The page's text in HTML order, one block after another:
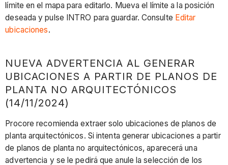
límite en el mapa para editarlo. Mueva el límite a la posición
deseada y pulse INTRO para guardar. Consulte Editar
ubicaciones.
NUEVA ADVERTENCIA AL GENERAR
UBICACIONES A PARTIR DE PLANOS DE
PLANTA NO ARQUITECTÓNICOS
(14/11/2024)
Procore recomienda extraer solo ubicaciones de planos de
planta arquitectónicos. Si intenta generar ubicaciones a partir
de planos de planta no arquitectónicos, aparecerá una
advertencia y se le pedirá que anule la selección de los